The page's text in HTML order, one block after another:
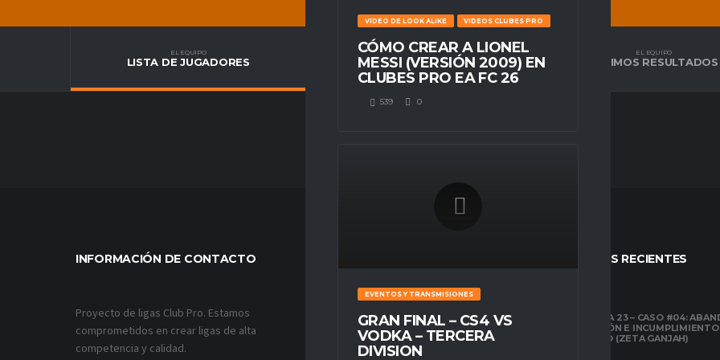
VIDEO DE LOOK ALIKE VIDEOS CLUBES PRO
CÓMO CREAR A LIONEL
MESSI (VERSIÓN 2009) EN
CLUBES PRO EA FC 26
539 0
EVENTOS Y TRANSMISIONES
GRAN FINAL – CS4 VS
VODKA – TERCERA
DIVISION
EL EQUIPO
LISTA DE JUGADORES
EL EQUIPO
TABLA DE POSICIÓN
EL EQUIPO
ÚLTIMOS RESULTADOS
INFORMACIÓN DE CONTACTO
Proyecto de ligas Club Pro. Estamos
comprometidos en crear ligas de alta
competencia y calidad.
ESPACIO GAMER
TUTORIALES
ENTRADAS RECIENTES
TEMPORADA 23 – CASO #04:
COMPETICIÓN E INCUMPLIMIENTO
ECONÓMICO (ZETA GANJAH)